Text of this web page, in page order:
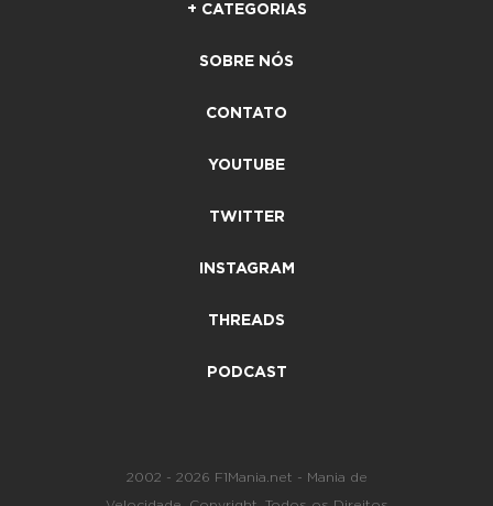
+ CATEGORIAS
SOBRE NÓS
CONTATO
YOUTUBE
TWITTER
INSTAGRAM
THREADS
PODCAST
2002 - 2026 F1Mania.net - Mania de